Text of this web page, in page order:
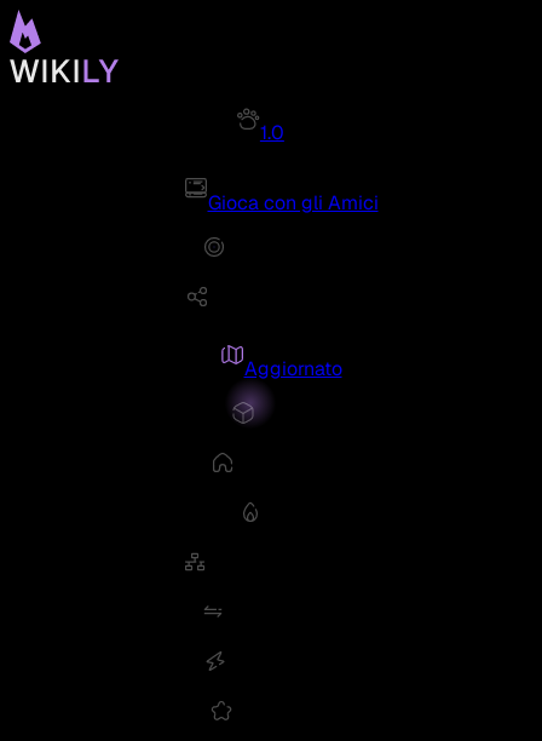
1.0
Gioca con gli Amici
Aggiornato